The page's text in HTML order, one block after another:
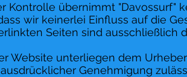
Kontrolle übernimmt "Davossurf"
wir keinerlei Einfluss auf die
Seiten sind ausschließlich
Website unterliegen dem
Genehmigung